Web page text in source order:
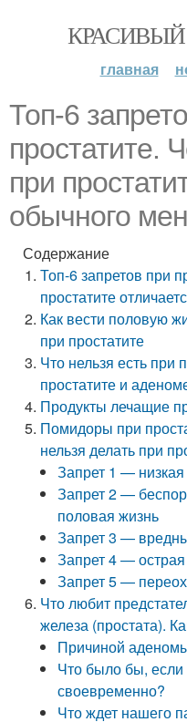
главная
Топ-6
простатите.
при
обычного
Содержание
Топ-6 запретов при
простатите
Как вести половую
при простатите
Что нельзя есть при
простатите и
Продукты лечащие
Помидоры при
нельзя делать при
Запрет 1 — низкая
Запрет 2 —
половая жизнь
Запрет 3 —
Запрет 4 —
Запрет 5 —
Что любит
железа (простата).
Причиной
Что было бы,
своевременно?
Что ждет нашего